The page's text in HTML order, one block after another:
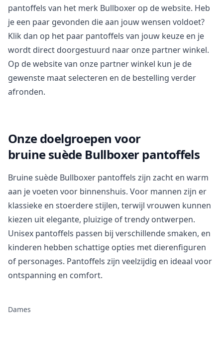
pantoffels van het merk Bullboxer op de website. Heb
je een paar gevonden die aan jouw wensen voldoet?
Klik dan op het paar pantoffels van jouw keuze en je
wordt direct doorgestuurd naar onze partner winkel.
Op de website van onze partner winkel kun je de
gewenste maat selecteren en de bestelling verder
afronden.
Onze doelgroepen voor
bruine suède Bullboxer pantoffels
Bruine suède Bullboxer pantoffels zijn zacht en warm
aan je voeten voor binnenshuis. Voor mannen zijn er
klassieke en stoerdere stijlen, terwijl vrouwen kunnen
kiezen uit elegante, pluizige of trendy ontwerpen.
Unisex pantoffels passen bij verschillende smaken, en
kinderen hebben schattige opties met dierenfiguren
of personages. Pantoffels zijn veelzijdig en ideaal voor
ontspanning en comfort.
Dames